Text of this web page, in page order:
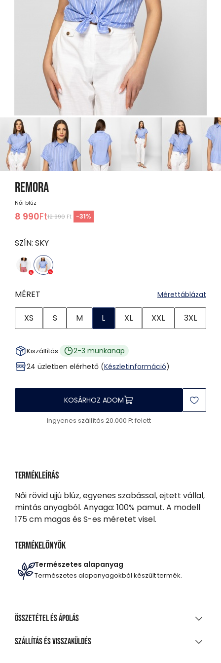
REMORA
Női blúz
8 990Ft12 990 Ft -31%
SZÍN: SKY
MÉRET Mérettáblázat
XS S M L XL XXL 3XL
Kiszállítás:
2-3 munkanap
24 üzletben elérhető (Készletinformáció)
KOSÁRHOZ ADOM
Ingyenes szállítás 20.000 Ft felett
Termékleírás
Női rövid ujjú blúz, egyenes szabással, ejtett vállal,
mintás anyagból. Anyaga: 100% pamut. A modell
175 cm magas és S-es méretet visel.
Termékelőnyök
Természetes alapanyag
Természetes alapanyagokból készült termék.
Összetétel és ápolás
ANYAGÖSSZETÉTEL
Szállítás és visszaküldés